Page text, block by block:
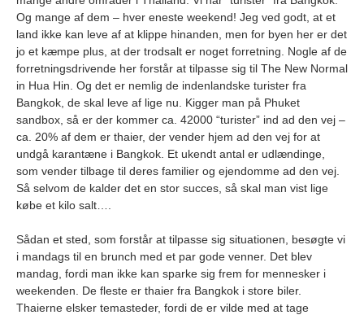
Og mange af dem – hver eneste weekend! Jeg ved godt, at et
land ikke kan leve af at klippe hinanden, men for byen her er det
jo et kæmpe plus, at der trodsalt er noget forretning. Nogle af de
forretningsdrivende her forstår at tilpasse sig til The New Normal
in Hua Hin. Og det er nemlig de indenlandske turister fra
Bangkok, de skal leve af lige nu. Kigger man på Phuket
sandbox, så er der kommer ca. 42000 “turister” ind ad den vej –
ca. 20% af dem er thaier, der vender hjem ad den vej for at
undgå karantæne i Bangkok. Et ukendt antal er udlændinge,
som vender tilbage til deres familier og ejendomme ad den vej.
Så selvom de kalder det en stor succes, så skal man vist lige
købe et kilo salt….
Sådan et sted, som forstår at tilpasse sig situationen, besøgte vi
i mandags til en brunch med et par gode venner. Det blev
mandag, fordi man ikke kan sparke sig frem for mennesker i
weekenden. De fleste er thaier fra Bangkok i store biler.
Thaierne elsker temasteder, fordi de er vilde med at tage